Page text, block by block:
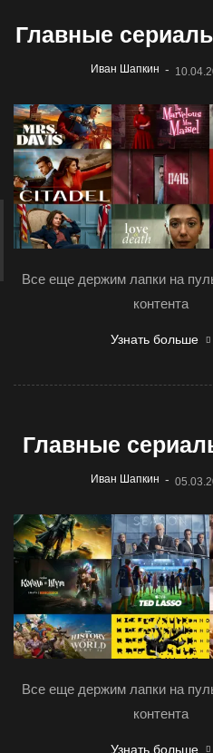
Главные
Иван Шапкин -
Все еще держим лапки на
контента
Узнать больше
Главные
Иван Шапкин -
Все еще держим лапки на
контента
Узнать больше